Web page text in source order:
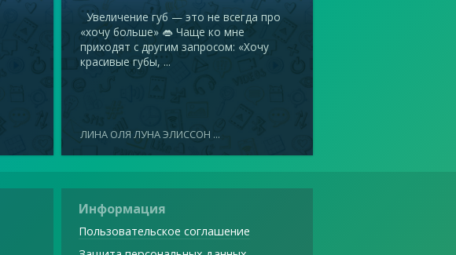
Увеличение губ — это не всегда про
«хочу больше» 👄 Чаще ко мне
приходят с другим запросом: «Хочу
красивые губы, ...
ЛИНА ОЛЯ ЛУНА ЭЛИССОН ...
Информация
Пользовательское соглашение